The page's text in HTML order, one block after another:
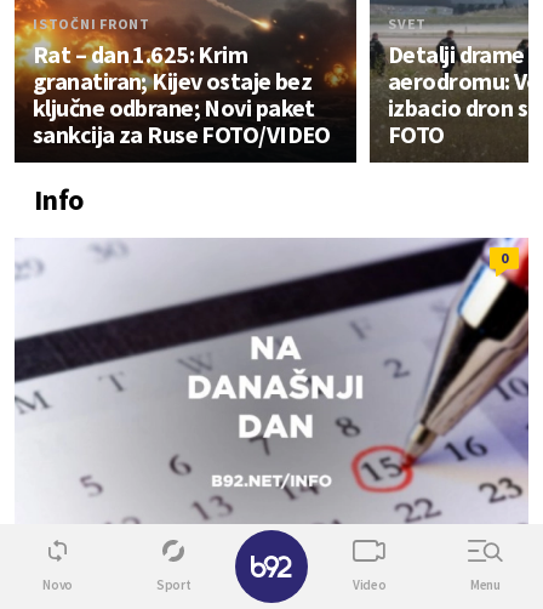
ISTOČNI FRONT
Rat – dan 1.625: Krim
granatiran; Kijev ostaje bez
ključne odbrane; Novi paket
sankcija za Ruse FOTO/VIDEO
SVET
Detalji drame
aerodromu:
izbacio dron
FOTO
Info
0
Novo Sport Video Menu
✕